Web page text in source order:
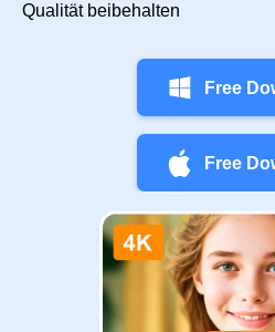
Qualität beibehalten
Free
Free